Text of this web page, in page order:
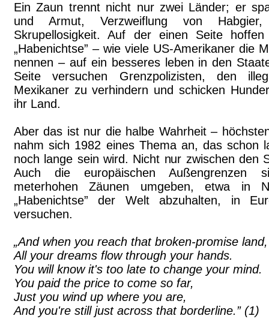
Ein Zaun trennt nicht nur zwei Länder; er
und Armut, Verzweiflung von
Skrupellosigkeit. Auf der einen Seite hoffen
„Habenichtse” – wie viele US-Amerikaner die
nennen – auf ein besseres leben in den
Seite versuchen Grenzpolizisten, den
Mexikaner zu verhindern und schicken
ihr Land.
Aber das ist nur die halbe Wahrheit –
nahm sich 1982 eines Thema an, das schon
noch lange sein wird. Nicht nur zwischen den
Auch die europäischen Außengrenzen
meterhohen Zäunen umgeben, etwa in
„Habenichtse” der Welt abzuhalten, in
versuchen.
„And when you reach that broken-promise land,
All your dreams flow through your hands.
You will know it's too late to change your mind.
You paid the price to come so far,
Just you wind up where you are,
And you're still just across that borderline.” (1)